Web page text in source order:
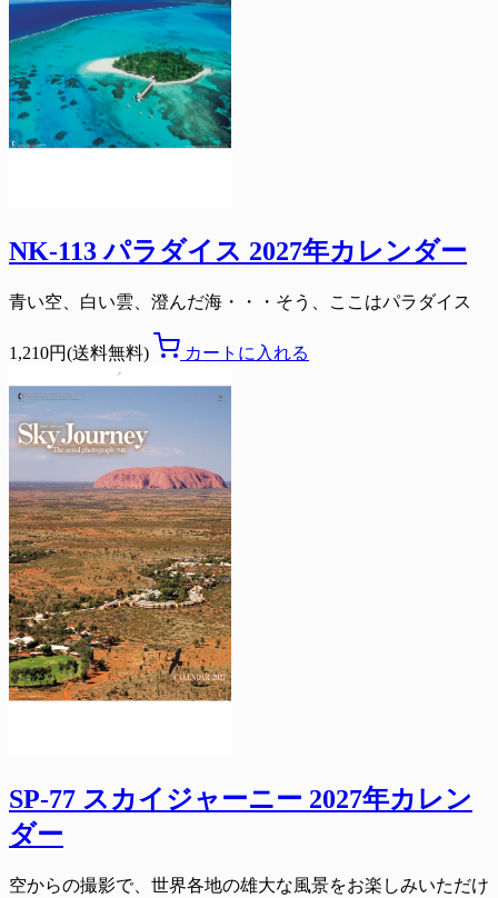
NK-113 パラダイス 2027年カレンダー
青い空、白い雲、澄んだ海・・・そう、ここはパラダイス
1,210円(送料無料) カートに入れる
SP-77 スカイジャーニー 2027年カレン
ダー
空からの撮影で、世界各地の雄大な風景をお楽しみいただけ